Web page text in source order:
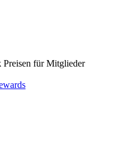
Preisen für Mitglieder